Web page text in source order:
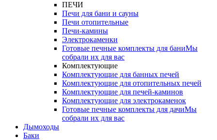
ПЕЧИ
Печи для бани и сауны
Печи отопительные
Печи-камины
Электрокаменки
Готовые печные комплекты для баниМы
собрали их для вас
Комплектующие
Комплектующие для банных печей
Комплектующие для отопительных печей
Комплектующие для печей-каминов
Комплектующие для электрокаменок
Готовые печные комплекты для дачиМы
собрали их для вас
Дымоходы
Баки